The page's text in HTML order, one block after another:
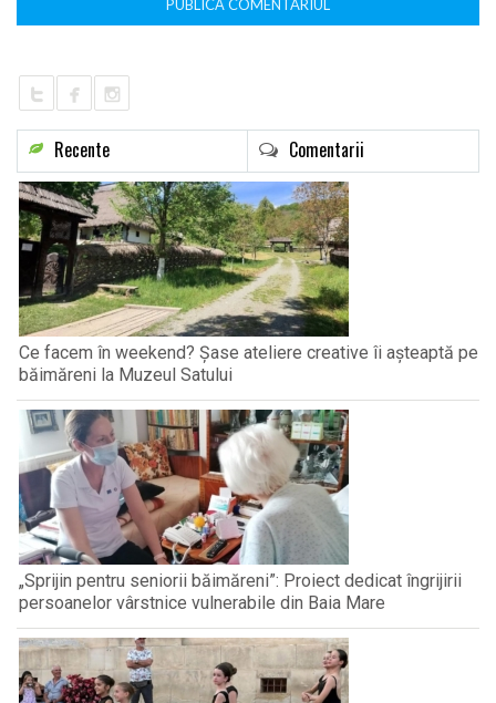
Recente Comentarii
Ce facem în weekend? Șase ateliere creative îi așteaptă pe
băimăreni la Muzeul Satului
„Sprijin pentru seniorii băimăreni”: Proiect dedicat îngrijirii
persoanelor vârstnice vulnerabile din Baia Mare